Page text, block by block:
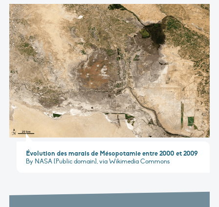
Évolution des marais de Mésopotamie entre 2000 et 2009
By NASA [Public domain], via Wikimedia Commons